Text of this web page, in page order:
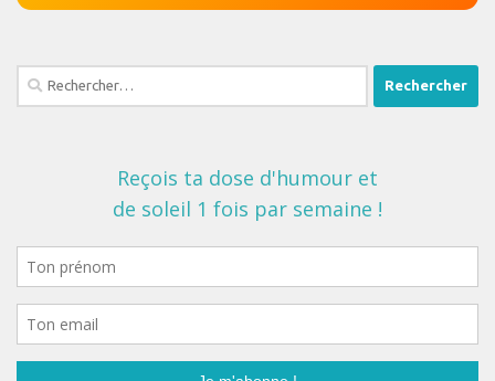
Rechercher :